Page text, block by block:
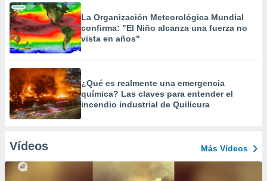
La Organización Meteorológica Mundial
confirma: "El Niño alcanza una fuerza no
vista en años"
¿Qué es realmente una emergencia
química? Las claves para entender el
incendio industrial de Quilicura
Vídeos Más Vídeos